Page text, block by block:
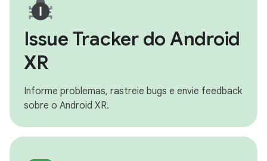
Issue Tracker do Android
XR
Informe problemas, rastreie bugs e envie feedback
sobre o Android XR.